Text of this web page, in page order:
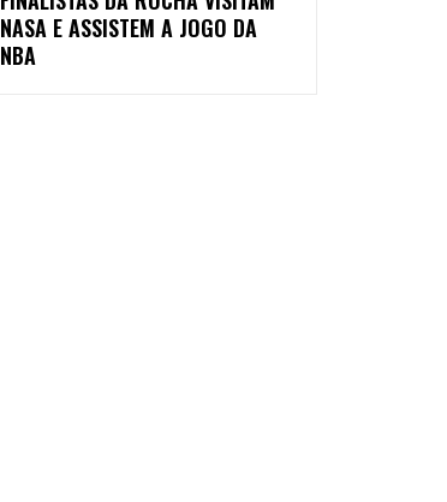
NASA E ASSISTEM A JOGO DA
NBA